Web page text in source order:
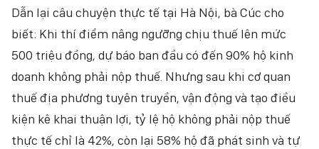
Dẫn lại câu chuyện thực tế tại Hà Nội, bà Cúc cho
biết: Khi thí điểm nâng ngưỡng chịu thuế lên mức
500 triệu đồng, dự báo ban đầu có đến 90% hộ kinh
doanh không phải nộp thuế. Nhưng sau khi cơ quan
thuế địa phương tuyên truyền, vận động và tạo điều
kiện kê khai thuận lợi, tỷ lệ hộ không phải nộp thuế
thực tế chỉ là 42%, còn lại 58% hộ đã phát sinh và tự